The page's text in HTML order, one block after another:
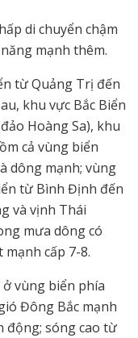
di chuyển chậm
mạnh thêm.
từ Quảng Trị đến
khu vực Bắc Biển
Hoàng Sa), khu
cả vùng biển
dông mạnh; vùng
từ Bình Định đến
và vịnh Thái
mưa dông có
cấp 7-8.
vùng biển phía
Đông Bắc mạnh
động; sóng cao từ